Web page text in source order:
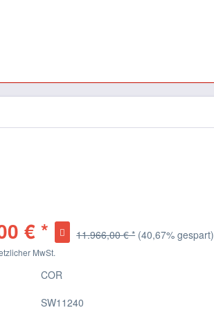
€ * 11.966,00 € * (40,67% gespart)
MwSt.
COR
SW11240